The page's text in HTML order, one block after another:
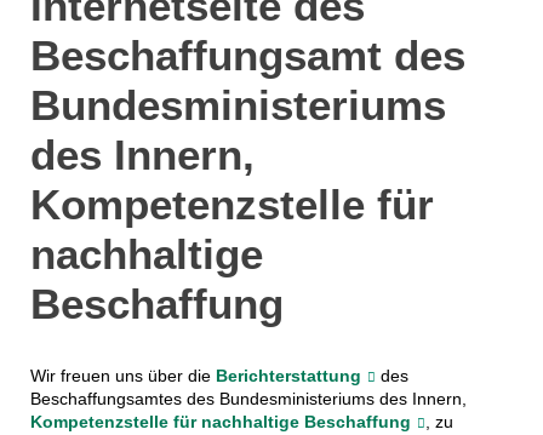
Beschaffungsamt des
Bundesministeriums
des Innern,
Kompetenzstelle für
nachhaltige
Beschaffung
Wir freuen uns über die Berichterstattung
des
Beschaffungsamtes des Bundesministeriums des Innern,
Kompetenzstelle für nachhaltige Beschaffung
, zu